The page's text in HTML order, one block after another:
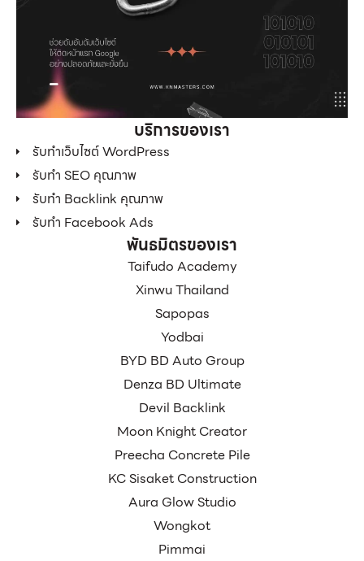
บริการของเรา
รับทำเว็บไซต์ WordPress
รับทำ SEO คุณภาพ
รับทำ Backlink คุณภาพ
รับทำ Facebook Ads
พันธมิตรของเรา
Taifudo Academy
Xinwu Thailand
Sapopas
Yodbai
BYD BD Auto Group
Denza BD Ultimate
Devil Backlink
Moon Knight Creator
Preecha Concrete Pile
KC Sisaket Construction
Aura Glow Studio
Wongkot
Pimmai